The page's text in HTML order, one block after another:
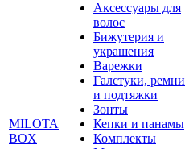
MILOTA
BOX
Аксессуары для
волос
Бижутерия и
украшения
Варежки
Галстуки, ремни
и подтяжки
Зонты
Кепки и панамы
Комплекты